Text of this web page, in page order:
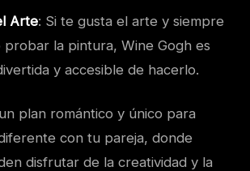
Arte: Si te gusta el arte y siempre
probar la pintura, Wine Gogh es
y accesible de hacerlo.
plan romántico y único para
con tu pareja, donde
disfrutar de la creatividad y la